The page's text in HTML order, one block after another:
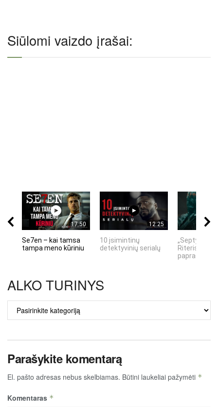
Siūlomi vaizdo įrašai:
17:50
Se7en – kai tamsa
tampa meno kūriniu
12:25
10 įsimintinų
detektyvinių serialų
„Septynių
Riteris" – kai
ALKO TURINYS
TURINYS
Parašykite komentarą
El. pašto adresas nebus skelbiamas. Būtini laukeliai pažymėti *
Komentaras *